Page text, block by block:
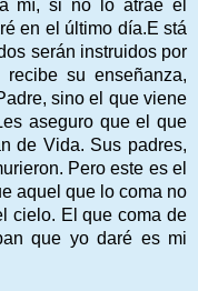
mí, si no lo atrae el
en el último día.E stá
serán instruidos por
su enseñanza,
sino el que viene
aseguro que el que
de Vida. Sus padres,
Pero este es el
aquel que lo coma no
cielo. El que coma de
que yo daré es mi